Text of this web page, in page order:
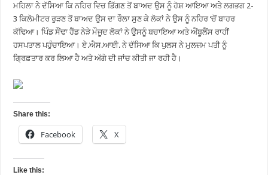
ਮਹਿਲਾ ਨੇ ਦੱਸਿਆ ਕਿ ਨਹਿਰ ਵਿਚ ਡਿੱਗਣ ਤੋਂ ਬਾਅਦ ਉਸ ਨੂੰ ਹੋਸ਼ ਆਇਆ ਅਤੇ ਲਗਭਗ 2-
3 ਕਿਲੋਮੀਟਰ ਰੁੜਣ ਤੋਂ ਬਾਅਦ ਉਸ ਦਾ ਰੌਲਾ ਸੁਣ ਕੇ ਲੋਕਾਂ ਨੇ ਉਸ ਨੂੰ ਨਹਿਰ ‘ਚੋਂ ਬਾਹਰ
ਕੱਢਿਆ। ਪਿੰਡ ਸੌਂਢਾ ਹੈੱਡ ਨੇੜੇ ਮੌਜੂਦ ਲੋਕਾਂ ਨੇ ਉਸਨੂੰ ਬਚਾਇਆ ਅਤੇ ਐਂਬੂਲੈਂਸ ਰਾਹੀਂ
ਹਸਪਤਾਲ ਪਹੁੰਚਾਇਆ। ਏ.ਐਸ.ਆਈ. ਨੇ ਦੱਸਿਆ ਕਿ ਪੁਲਸ ਨੇ ਮੁਲਜ਼ਮ ਪਤੀ ਨੂੰ
ਗ੍ਰਿਫ਼ਤਾਰ ਕਰ ਲਿਆ ਹੈ ਅਤੇ ਅੱਗੇ ਦੀ ਜਾਂਚ ਕੀਤੀ ਜਾ ਰਹੀ ਹੈ।
Share this:
Facebook X
Like this: